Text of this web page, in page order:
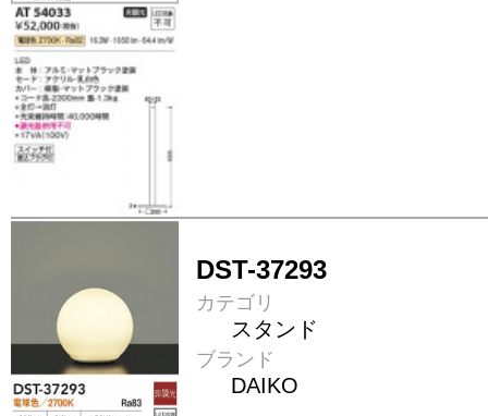
DST-37293
カテゴリ
スタンド
ブランド
DAIKO